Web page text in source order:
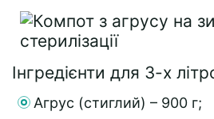
Інгредієнти для 3-х
Агрус (стиглий) – 900 г;